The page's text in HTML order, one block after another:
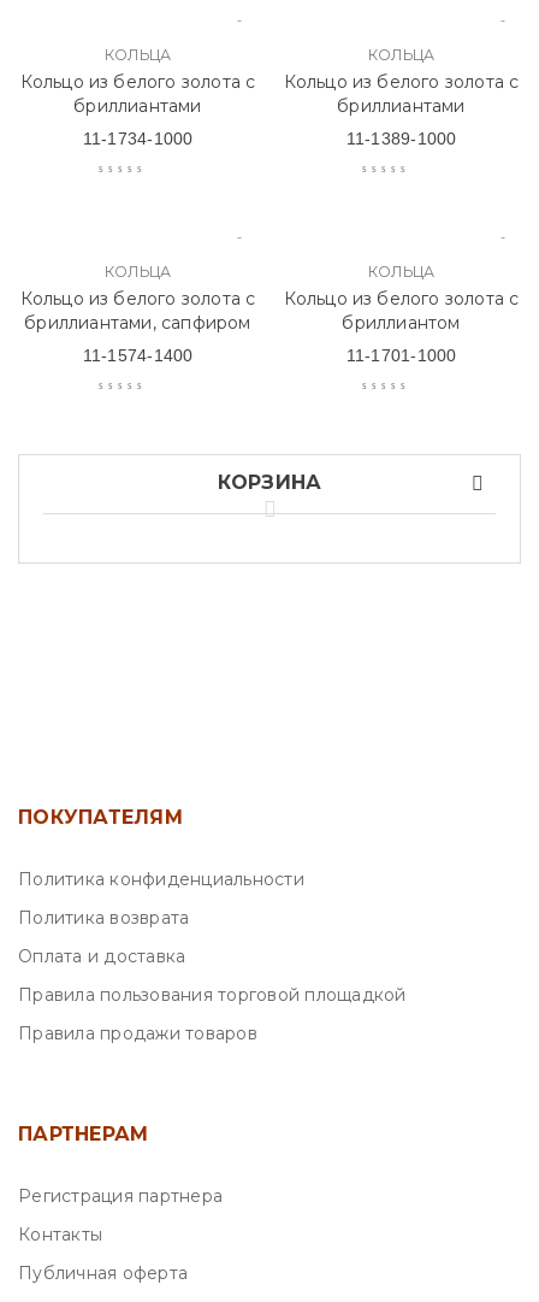
КОЛЬЦА
Кольцо из белого золота с
бриллиантами
11-1734-1000
КОЛЬЦА
Кольцо из белого золота с
бриллиантами
11-1389-1000
КОЛЬЦА
Кольцо из белого золота с
бриллиантами, сапфиром
11-1574-1400
КОЛЬЦА
Кольцо из белого золота с
бриллиантом
11-1701-1000
КОРЗИНА
ПОКУПАТЕЛЯМ
Политика конфиденциальности
Политика возврата
Оплата и доставка
Правила пользования торговой площадкой
Правила продажи товаров
ПАРТНЕРАМ
Регистрация партнера
Контакты
Публичная оферта